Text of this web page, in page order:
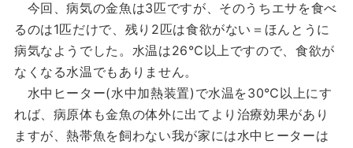
今回、病気の金魚は3匹ですが、そのうちエサを食べ
るのは1匹だけで、残り2匹は食欲がない＝ほんとうに
病気なようでした。水温は26℃以上ですので、食欲が
なくなる水温でもありません。
水中ヒーター(水中加熱装置)で水温を30℃以上にす
れば、病原体も金魚の体外に出てより治療効果があり
ますが、熱帯魚を飼わない我が家には水中ヒーターは